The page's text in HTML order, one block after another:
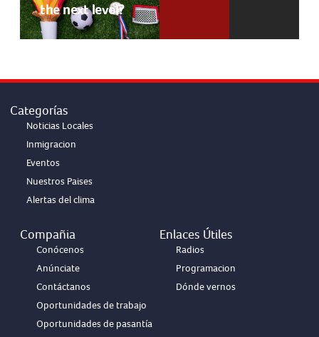
the next level?
Categorías
Noticias Locales
Inmigracion
Eventos
Nuestros Paises
Alertas del clima
Compañia
Conócenos
Anúnciate
Contáctanos
Oportunidades de trabajo
Oportunidades de pasantía
Enlaces Útiles
Radios
Programacion
Dónde vernos